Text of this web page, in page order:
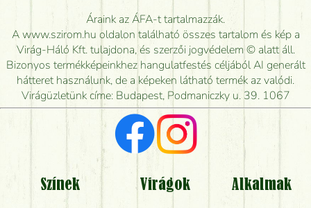
Meddig rendelhetek virágküldést úgy, hogy még ma
kiszállítsák?
Mennyire gyorsan tudják elkészíteni a csokrot, és
mikor tudják leghamarabb kiszállítani?
Vörös rózsát keresek, van önöknél?
Milyen visszajelzést kapok a virágküldésről?
Tényleg azt kapom, ami a képen van?
Mit kell tudni a virágcsokrok szállításáról?
Áraink az ÁFA-t tartalmazzák.
A www.szirom.hu oldalon található összes tartalom és kép a
Virág-Háló Kft. tulajdona, és szerzői jogvédelem © alatt áll.
Bizonyos termékképeinkhez hangulatfestés céljából AI generált
hátteret használunk, de a képeken látható termék az valódi.
Virágüzletünk címe: Budapest, Podmaniczky u. 39. 1067
Színek Virágok Alkalmak